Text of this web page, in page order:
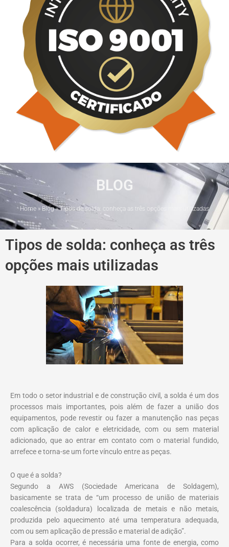
BLOG
Home » Blog»Tipos de solda: conheça as três opções mais utilizadas
Tipos de solda: conheça as três
opções mais utilizadas
Em todo o setor industrial e de construção civil, a solda é um dos
processos mais importantes, pois além de fazer a união dos
equipamentos, pode revestir ou fazer a manutenção nas peças
com aplicação de calor e eletricidade, com ou sem material
adicionado, que ao entrar em contato com o material fundido,
arrefece e torna-se um forte vínculo entre as peças.
O que é a solda?
Segundo a AWS (Sociedade Americana de Soldagem),
basicamente se trata de “um processo de união de materiais
coalescência (soldadura) localizada de metais e não metais,
produzida pelo aquecimento até uma temperatura adequada,
com ou sem aplicação de pressão e material de adição”.
Para a solda ocorrer, é necessária uma fonte de energia, como